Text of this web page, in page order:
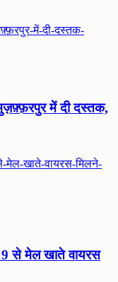
में दी दस्तक,
से मेल खाते वायरस